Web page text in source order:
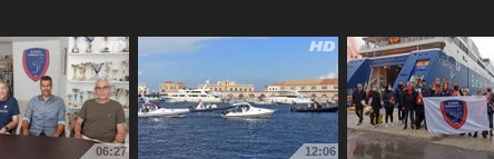
06:27 12:06